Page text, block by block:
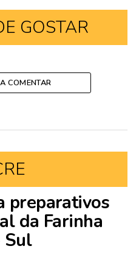
GOSTAR
COMENTAR
preparativos
da Farinha
Sul